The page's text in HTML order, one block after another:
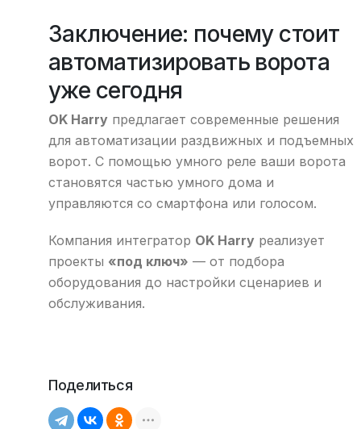
Заключение: почему стоит
автоматизировать ворота
уже сегодня
OK Harry предлагает современные решения
для автоматизации раздвижных и подъемных
ворот. С помощью умного реле ваши ворота
становятся частью умного дома и
управляются со смартфона или голосом.
Компания интегратор OK Harry реализует
проекты «под ключ» — от подбора
оборудования до настройки сценариев и
обслуживания.
Поделиться